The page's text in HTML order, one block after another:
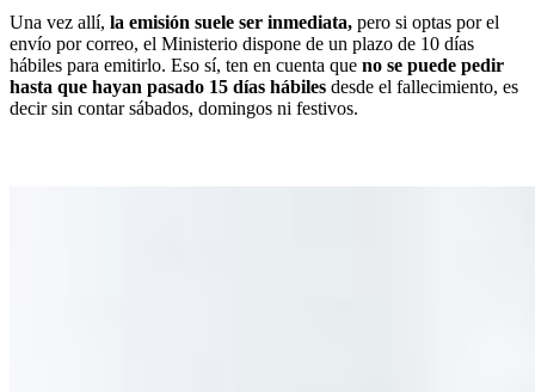
Una vez allí, la emisión suele ser inmediata, pero si optas por el
envío por correo, el Ministerio dispone de un plazo de 10 días
hábiles para emitirlo. Eso sí, ten en cuenta que no se puede pedir
hasta que hayan pasado 15 días hábiles desde el fallecimiento, es
decir sin contar sábados, domingos ni festivos.